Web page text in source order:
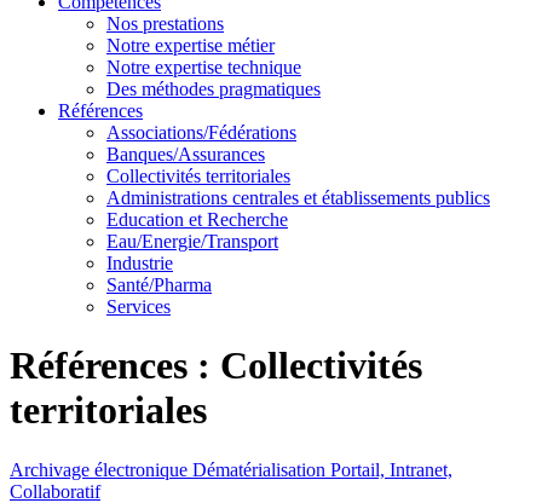
Nos prestations
Notre expertise métier
Notre expertise technique
Des méthodes pragmatiques
Références
Associations/Fédérations
Banques/Assurances
Collectivités territoriales
Administrations centrales et établissements publics
Education et Recherche
Eau/Energie/Transport
Industrie
Santé/Pharma
Services
Références : Collectivités
territoriales
Archivage électronique Dématérialisation Portail, Intranet,
Collaboratif